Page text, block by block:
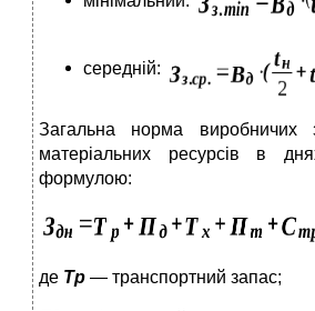
середній:
Загальна норма виробничих
матеріальних ресурсів в
формулою:
де Тр — транспортний запас;